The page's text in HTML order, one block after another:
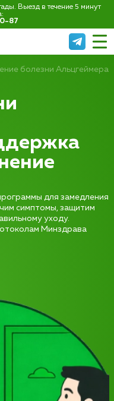
Выезд в течение 5 минут
87
болезни Альцгеймера
для замедления
симптомы, защитим
уходу.
Минздрава